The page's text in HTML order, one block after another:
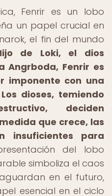
Fenrir es un lobo
un papel crucial en
el fin del mundo
de Loki, el dios
Angrboda, Fenrir es
imponente con una
Los dioses, temiendo
deciden
que crece, las
insuficientes para
del lobo
simboliza el caos
en el futuro,
esencial en el ciclo